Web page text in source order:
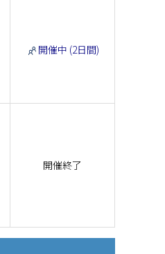
開催中 (2日間)
開催終了